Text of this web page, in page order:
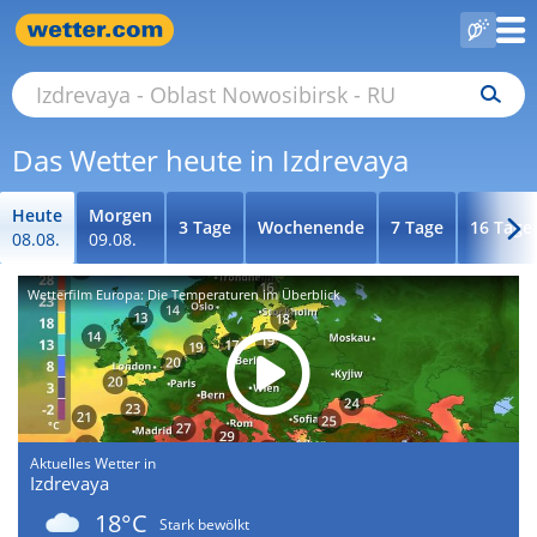
Das Wetter heute in Izdrevaya
Heute
08.08.
Morgen
09.08.
3 Tage Wochenende 7 Tage 16 Tage
Wetterfilm Europa: Die Temperaturen im Überblick
Aktuelles Wetter in
Izdrevaya
18°C
Stark bewölkt